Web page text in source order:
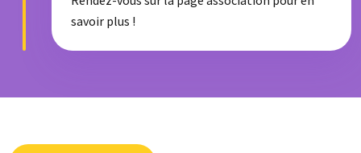
savoir plus !